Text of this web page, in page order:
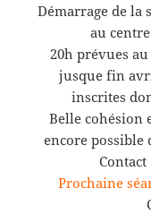
Démarrage de la
au
20h prévues
jusque fin
inscrites
Belle cohésion
encore possible
Contact
Prochaine